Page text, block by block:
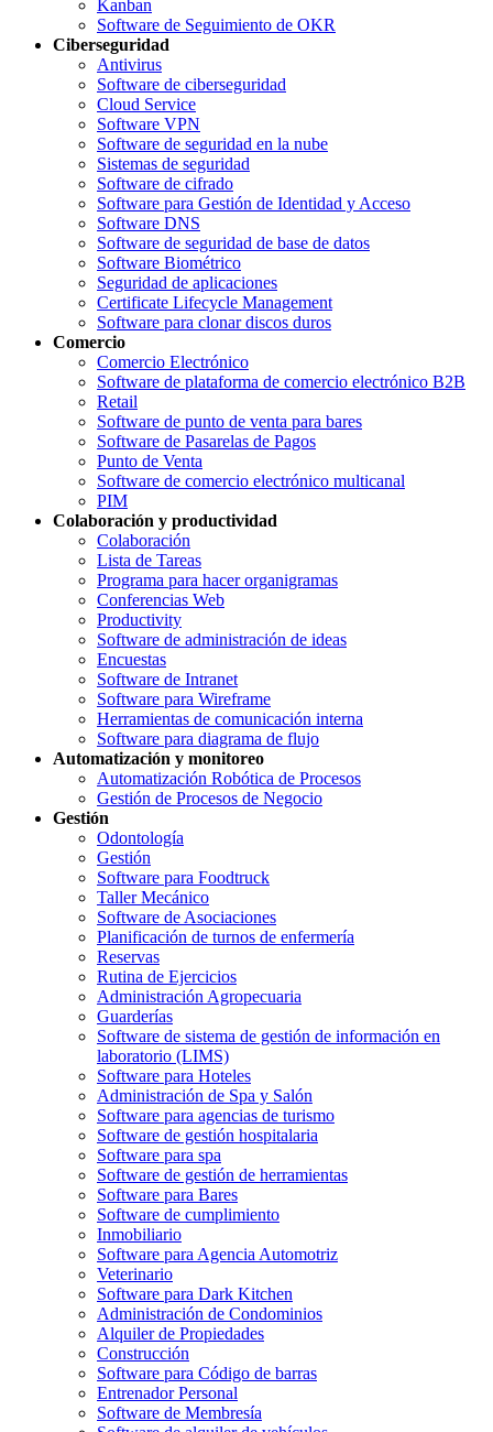
Kanban
Software de Seguimiento de OKR
Ciberseguridad
Antivirus
Software de ciberseguridad
Cloud Service
Software VPN
Software de seguridad en la nube
Sistemas de seguridad
Software de cifrado
Software para Gestión de Identidad y Acceso
Software DNS
Software de seguridad de base de datos
Software Biométrico
Seguridad de aplicaciones
Certificate Lifecycle Management
Software para clonar discos duros
Comercio
Comercio Electrónico
Software de plataforma de comercio electrónico B2B
Retail
Software de punto de venta para bares
Software de Pasarelas de Pagos
Punto de Venta
Software de comercio electrónico multicanal
PIM
Colaboración y productividad
Colaboración
Lista de Tareas
Programa para hacer organigramas
Conferencias Web
Productivity
Software de administración de ideas
Encuestas
Software de Intranet
Software para Wireframe
Herramientas de comunicación interna
Software para diagrama de flujo
Automatización y monitoreo
Automatización Robótica de Procesos
Gestión de Procesos de Negocio
Gestión
Odontología
Gestión
Software para Foodtruck
Taller Mecánico
Software de Asociaciones
Planificación de turnos de enfermería
Reservas
Rutina de Ejercicios
Administración Agropecuaria
Guarderías
Software de sistema de gestión de información en
laboratorio (LIMS)
Software para Hoteles
Administración de Spa y Salón
Software para agencias de turismo
Software de gestión hospitalaria
Software para spa
Software de gestión de herramientas
Software para Bares
Software de cumplimiento
Inmobiliario
Software para Agencia Automotriz
Veterinario
Software para Dark Kitchen
Administración de Condominios
Alquiler de Propiedades
Construcción
Software para Código de barras
Entrenador Personal
Software de Membresía